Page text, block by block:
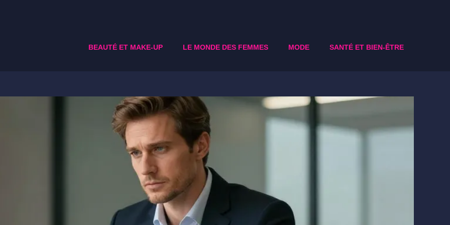
BEAUTÉ ET MAKE-UP LE MONDE DES FEMMES MODE SANTÉ ET BIEN-ÊTRE